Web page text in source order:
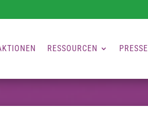
RESSOURCEN PRESSE